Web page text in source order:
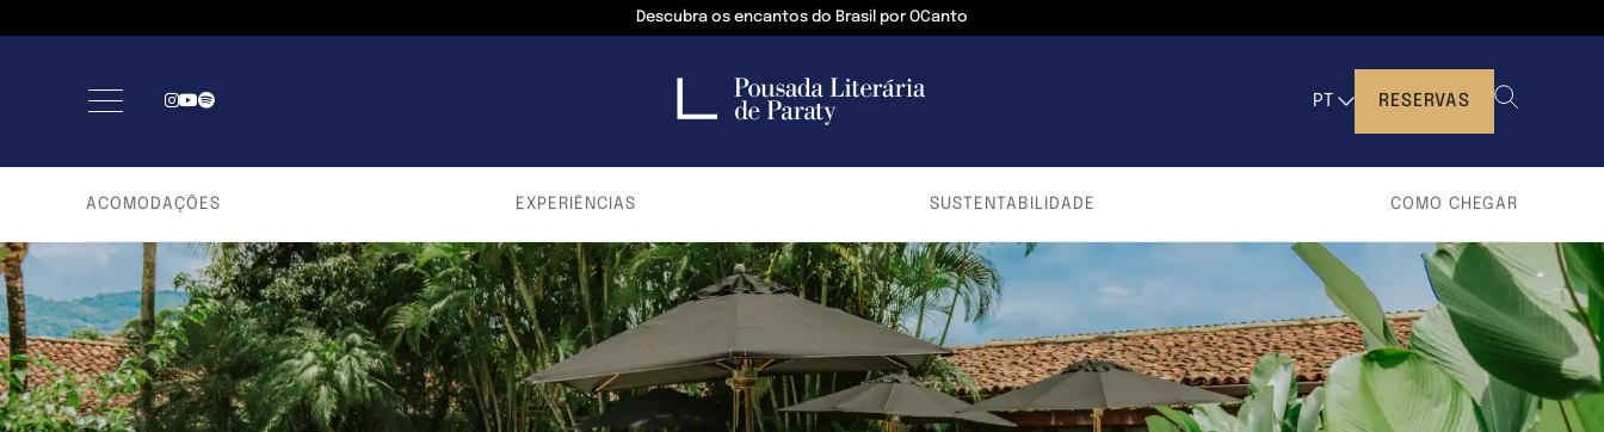
Descubra os encantos do Brasil por OCanto
PT RESERVAS
ACOMODAÇÕES EXPERIÊNCIAS SUSTENTABILIDADE COMO CHEGAR